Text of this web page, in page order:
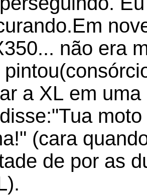
não era
a XL em
(cara
de por as